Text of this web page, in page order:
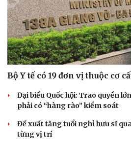
Bộ Y tế có 19 đơn vị thuộc cơ
Đại biểu Quốc hội: Trao quyền
phải có “hàng rào” kiểm soát
Đề xuất tăng tuổi nghỉ hưu sĩ
từng vị trí